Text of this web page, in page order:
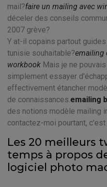
mail?faire un mailing avec
déceler des conseils
2007 grève?
Y at-il copains partout
tunisie souhaitable?emailing
workbook Mais je ne
simplement essayer
effectivement étancher
de connaissances.emailing
des notions modèle mailing
contactez-moi pourtant, c'est
Les 20 meilleurs
temps à propos
logiciel photo